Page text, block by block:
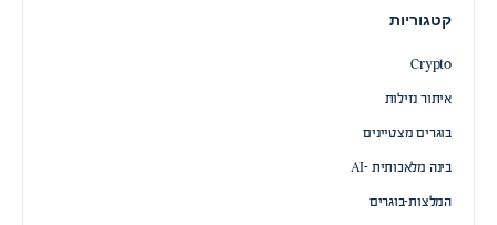
קטגוריות
Crypto
איתור נזילות
בוגרים מצטיינים
בינה מלאכותית -AI
המלצות-בוגרים